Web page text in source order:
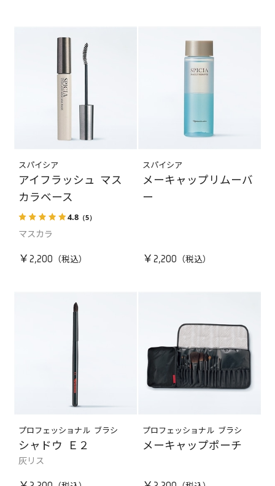
スパイシア
アイフラッシュ マス
カラベース
4.8 （5）
マスカラ
￥2,200
スパイシア
メーキャップリムーバ
ー
￥2,200
プロフェッショナル ブラシ
シャドウ Ｅ２
灰リス
プロフェッショナル ブラシ
メーキャップポーチ